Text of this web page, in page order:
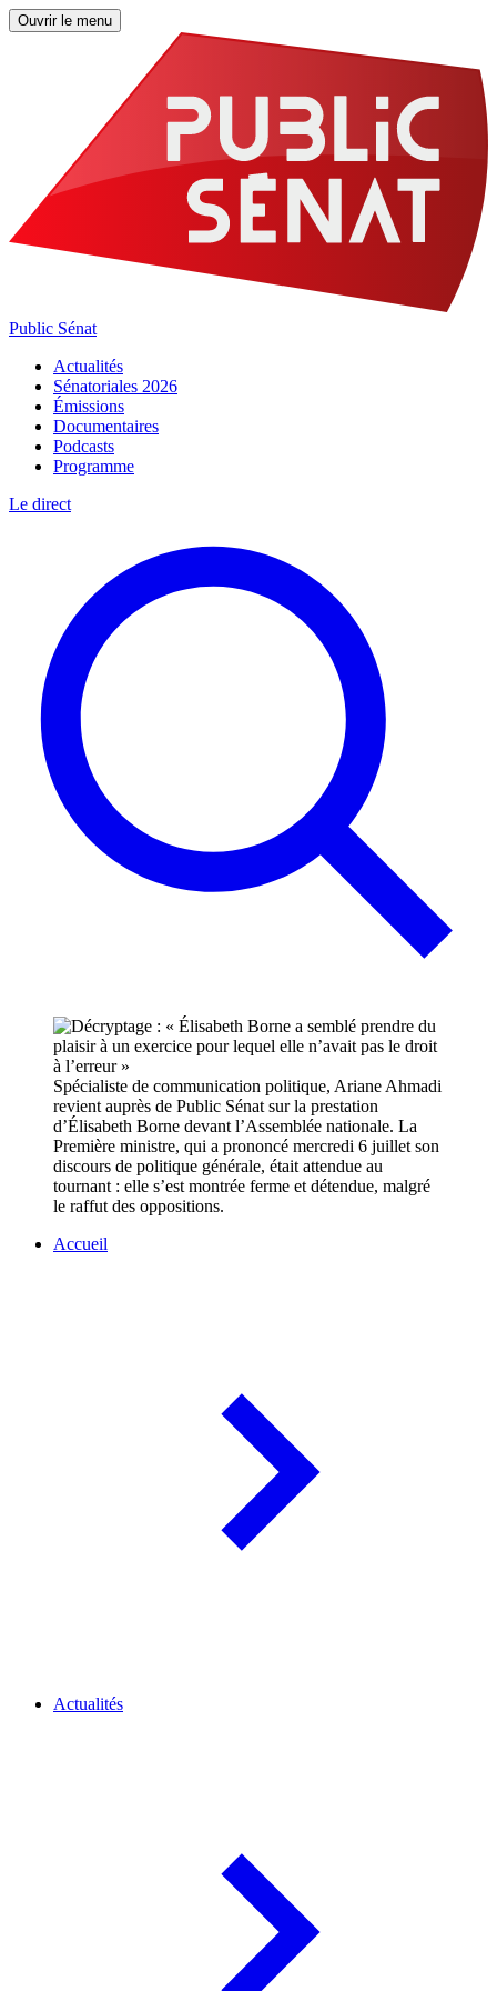
Ouvrir le menu
Public Sénat
Actualités
Sénatoriales 2026
Émissions
Documentaires
Podcasts
Programme
Le direct
Spécialiste de communication politique, Ariane Ahmadi
revient auprès de Public Sénat sur la prestation
d’Élisabeth Borne devant l’Assemblée nationale. La
Première ministre, qui a prononcé mercredi 6 juillet son
discours de politique générale, était attendue au
tournant : elle s’est montrée ferme et détendue, malgré
le raffut des oppositions.
Accueil
Actualités